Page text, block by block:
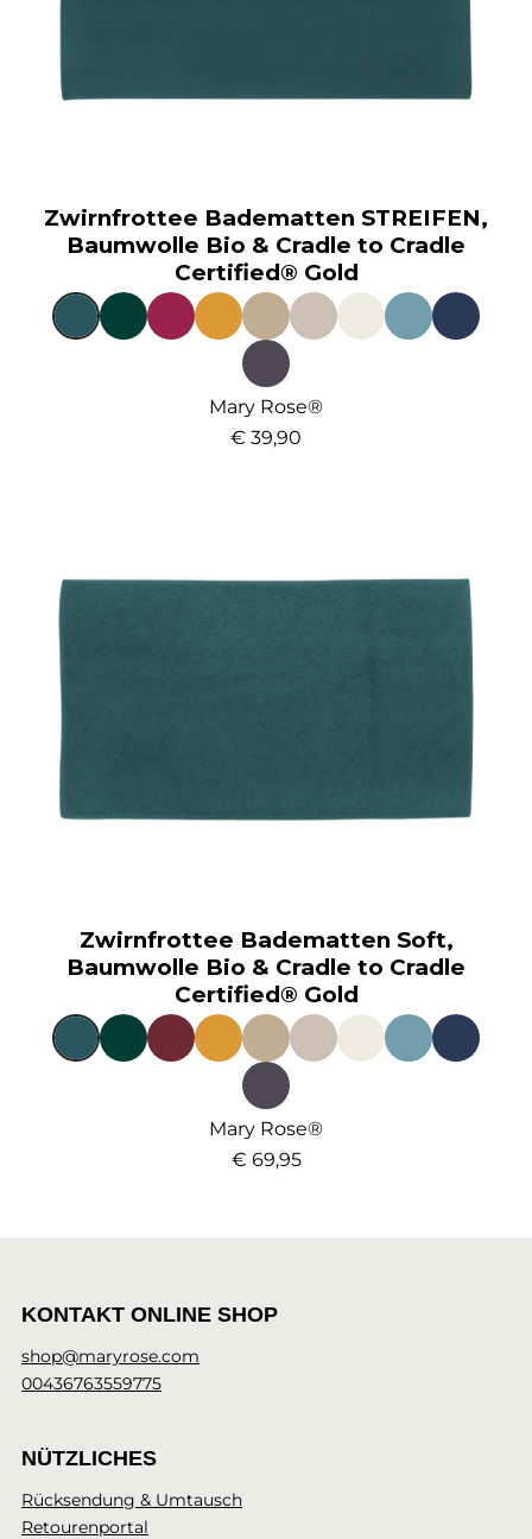
Zwirnfrottee Badematten STREIFEN,
Baumwolle Bio & Cradle to Cradle
Certified® Gold
Mary Rose®
€ 39,90
Zwirnfrottee Badematten Soft,
Baumwolle Bio & Cradle to Cradle
Certified® Gold
Mary Rose®
€ 69,95
KONTAKT ONLINE SHOP
shop@maryrose.com
00436763559775
NÜTZLICHES
Rücksendung & Umtausch
Retourenportal